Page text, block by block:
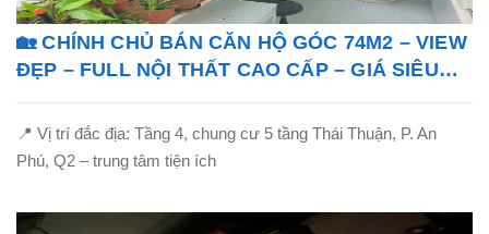
🏡 CHÍNH CHỦ BÁN CĂN HỘ GÓC 74M2 – VIEW
ĐẸP – FULL NỘI THẤT CAO CẤP – GIÁ SIÊU
📍 Vị trí đắc địa: Tầng 4, chung cư 5 tầng Thái Thuận, P. An
Phú, Q2 – trung tâm tiện ích